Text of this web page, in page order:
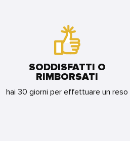
SODDISFATTI O
RIMBORSATI
hai 30 giorni per effettuare un reso